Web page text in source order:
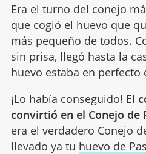
Era el turno del conejo
que cogió el huevo que
más pequeño de todos.
sin prisa, llegó hasta la
huevo estaba en perfecto
¡Lo había conseguido! El
convirtió en el Conejo de
era el verdadero Conejo
llevado ya tu huevo de